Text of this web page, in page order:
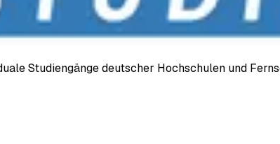
Studiengänge deutscher Hochschulen und